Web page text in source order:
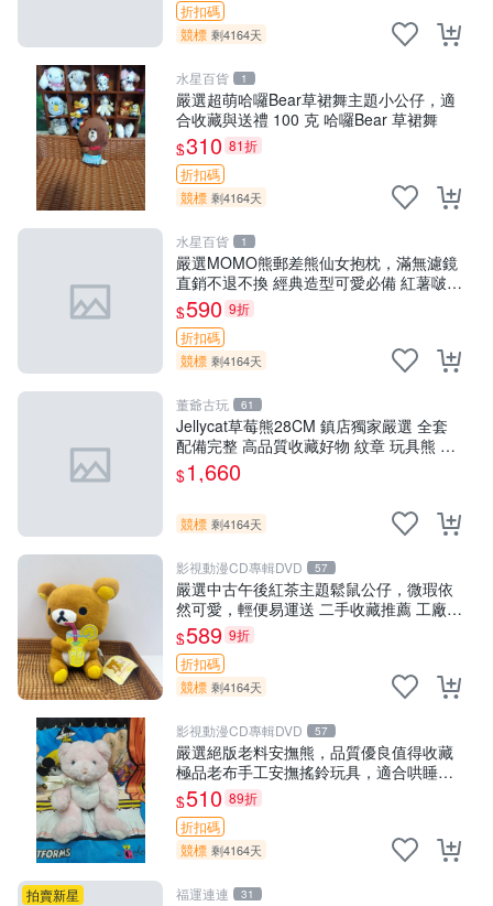
折扣碼
競標 剩4164天
水星百貨 1
嚴選超萌哈囉Bear草裙舞主題小公仔，適
合收藏與送禮 100 克 哈囉Bear 草裙舞
$310 81折
折扣碼
競標 剩4164天
水星百貨 1
嚴選MOMO熊郵差熊仙女抱枕，滿無濾鏡
直銷不退不換 經典造型可愛必備 紅薯啵啵
間抱枕 抱枕 時尚
$590 9折
折扣碼
競標 剩4164天
董爺古玩 61
Jellycat草莓熊28CM 鎮店獨家嚴選 全套
配備完整 高品質收藏好物 紋章 玩具熊 定
制熊
$1,660
競標 剩4164天
影視動漫CD專輯DVD 57
嚴選中古午後紅茶主題鬆鼠公仔，微瑕依
然可愛，輕便易運送 二手收藏推薦 工廠直
營 快遞到府 中古 玩偶 公仔
$589 9折
折扣碼
競標 剩4164天
影視動漫CD專輯DVD 57
嚴選絕版老料安撫熊，品質優良值得收藏
極品老布手工安撫搖鈴玩具，適合哄睡寶
貝 超柔老料搖鈴熊，專為孩子設計的安心
伴護 推薦絕版老布製工藝搖鈴熊，可當作
童
$510 89折
折扣碼
競標 剩4164天
拍賣新星 福運連連 31